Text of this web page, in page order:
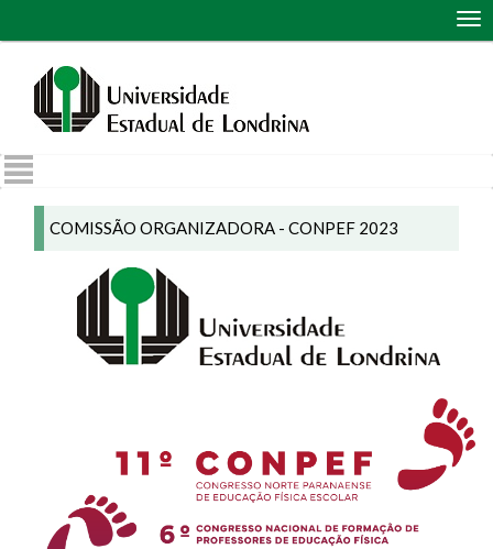
COMISSÃO ORGANIZADORA - CONPEF 2023